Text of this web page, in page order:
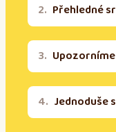
Přehledné
Jednoduše